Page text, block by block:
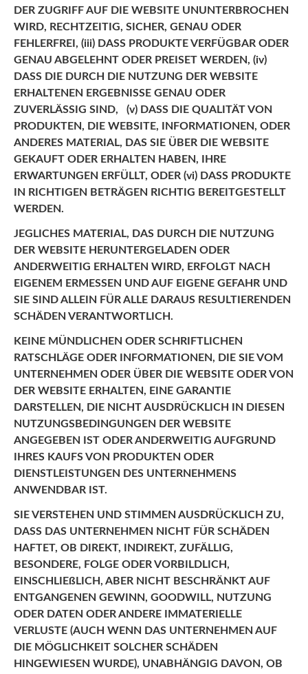
DER ZUGRIFF AUF DIE WEBSITE UNUNTERBROCHEN
WIRD, RECHTZEITIG, SICHER, GENAU ODER
FEHLERFREI, (iii) DASS PRODUKTE VERFÜGBAR ODER
GENAU ABGELEHNT ODER PREISET WERDEN, (iv)
DASS DIE DURCH DIE NUTZUNG DER WEBSITE
ERHALTENEN ERGEBNISSE GENAU ODER
ZUVERLÄSSIG SIND, (v) DASS DIE QUALITÄT VON
PRODUKTEN, DIE WEBSITE, INFORMATIONEN, ODER
ANDERES MATERIAL, DAS SIE ÜBER DIE WEBSITE
GEKAUFT ODER ERHALTEN HABEN, IHRE
ERWARTUNGEN ERFÜLLT, ODER (vi) DASS PRODUKTE
IN RICHTIGEN BETRÄGEN RICHTIG BEREITGESTELLT
WERDEN.
JEGLICHES MATERIAL, DAS DURCH DIE NUTZUNG
DER WEBSITE HERUNTERGELADEN ODER
ANDERWEITIG ERHALTEN WIRD, ERFOLGT NACH
EIGENEM ERMESSEN UND AUF EIGENE GEFAHR UND
SIE SIND ALLEIN FÜR ALLE DARAUS RESULTIERENDEN
SCHÄDEN VERANTWORTLICH.
KEINE MÜNDLICHEN ODER SCHRIFTLICHEN
RATSCHLÄGE ODER INFORMATIONEN, DIE SIE VOM
UNTERNEHMEN ODER ÜBER DIE WEBSITE ODER VON
DER WEBSITE ERHALTEN, EINE GARANTIE
DARSTELLEN, DIE NICHT AUSDRÜCKLICH IN DIESEN
NUTZUNGSBEDINGUNGEN DER WEBSITE
ANGEGEBEN IST ODER ANDERWEITIG AUFGRUND
IHRES KAUFS VON PRODUKTEN ODER
DIENSTLEISTUNGEN DES UNTERNEHMENS
ANWENDBAR IST.
SIE VERSTEHEN UND STIMMEN AUSDRÜCKLICH ZU,
DASS DAS UNTERNEHMEN NICHT FÜR SCHÄDEN
HAFTET, OB DIREKT, INDIREKT, ZUFÄLLIG,
BESONDERE, FOLGE ODER VORBILDLICH,
EINSCHLIEßLICH, ABER NICHT BESCHRÄNKT AUF
ENTGANGENEN GEWINN, GOODWILL, NUTZUNG
ODER DATEN ODER ANDERE IMMATERIELLE
VERLUSTE (AUCH WENN DAS UNTERNEHMEN AUF
DIE MÖGLICHKEIT SOLCHER SCHÄDEN
HINGEWIESEN WURDE), UNABHÄNGIG DAVON, OB